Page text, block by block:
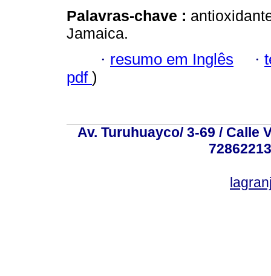
Palavras-chave :
Jamaica.
· resumo em Inglês ·
pdf )
Av. Turuhuayco/ 3-69 / Calle